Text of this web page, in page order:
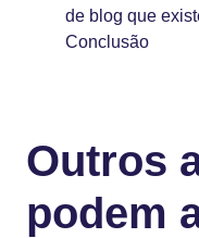
de blog que
Conclusão
Outros
podem